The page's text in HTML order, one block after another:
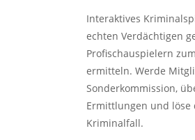
Interaktives
echten Verdächtigen
Profischauspielern
ermitteln. Werde
Sonderkommission,
Ermittlungen und löse
Kriminalfall.